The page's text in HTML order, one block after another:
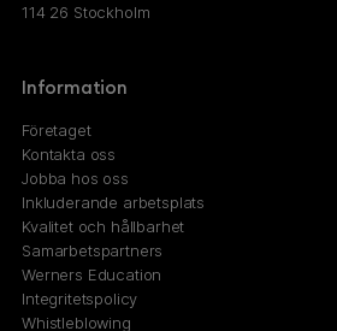
114 26 Stockholm
Information
Företaget
Kontakta oss
Jobba hos oss
Inkluderande arbetsplats
Kvalitet och hållbarhet
Samarbetspartners
Werners Education
Integritetspolicy
Whistleblowing